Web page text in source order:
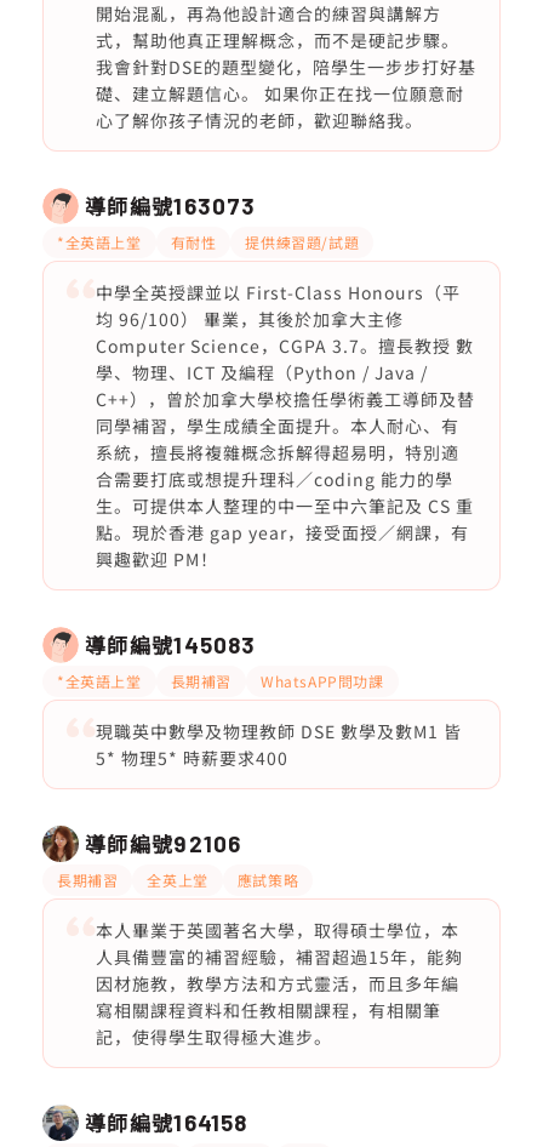
開始混亂，再為他設計適合的練習與講解方
式，幫助他真正理解概念，而不是硬記步驟。
我會針對DSE的題型變化，陪學生一步步打好基
礎、建立解題信心。 如果你正在找一位願意耐
心了解你孩子情況的老師，歡迎聯絡我。
導師編號163073
*全英語上堂 有耐性 提供練習題/試題
中學全英授課並以 First-Class Honours（平
均 96/100） 畢業，其後於加拿大主修
Computer Science，CGPA 3.7。擅長教授 數
學、物理、ICT 及編程（Python / Java /
C++），曾於加拿大學校擔任學術義工導師及替
同學補習，學生成績全面提升。本人耐心、有
系統，擅長將複雜概念拆解得超易明，特別適
合需要打底或想提升理科／coding 能力的學
生。可提供本人整理的中一至中六筆記及 CS 重
點。現於香港 gap year，接受面授／網課，有
興趣歡迎 PM！
導師編號145083
*全英語上堂 長期補習 WhatsAPP問功課
現職英中數學及物理教師 DSE 數學及數M1 皆
5* 物理5* 時薪要求400
導師編號92106
長期補習 全英上堂 應試策略
本人畢業于英國著名大學，取得碩士學位，本
人具備豐富的補習經驗，補習超過15年，能夠
因材施教，教學方法和方式靈活，而且多年編
寫相關課程資料和任教相關課程，有相關筆
記，使得學生取得極大進步。
導師編號164158